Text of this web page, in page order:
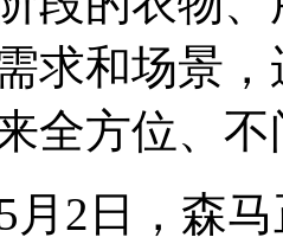
求和场景
全方位、
2日，森马